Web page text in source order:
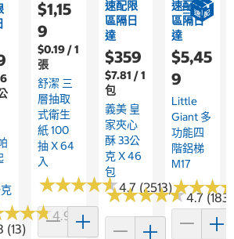
(13)
★★★
★★★4.9 (18)
$1,15
9
$0.19 / 1
張
舒潔 三
層抽取
式衛生
紙 100
抽 X 64
入
★★★★★
★★★★★4.7 (2513)
速配限
區隔日
達
$359
$7.81 / 1
包
義美 皇
家夾心
酥 33公
克 X 46
包
★★★★★
★★★★★4.7 (183)
速配限
區隔日
達
$5,45
9
Little
Giant 多
功能四
階鋁梯
M17
★★★
★★★